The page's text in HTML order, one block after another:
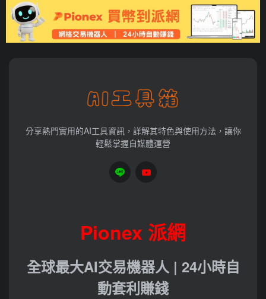
分享熱門實用的AI工具資訊，詳解其特色與使用方法，讓你
輕鬆掌握自媒體運營
Pionex 派網
全球最大AI交易機器人 | 24小時自
動套利賺錢